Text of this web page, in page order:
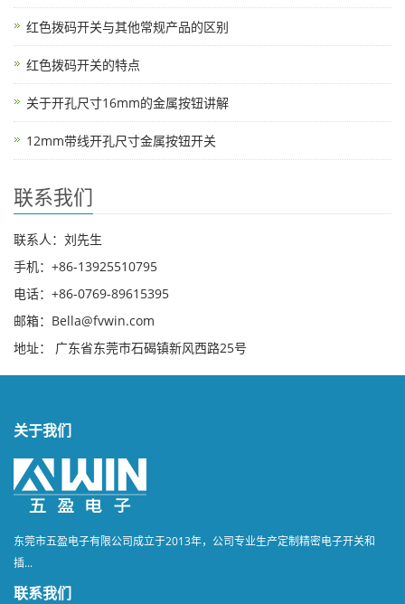
红色拨码开关与其他常规产品的区别
红色拨码开关的特点
关于开孔尺寸16mm的金属按钮讲解
12mm带线开孔尺寸金属按钮开关
联系我们
联系人：刘先生
手机：+86-13925510795
电话：+86-0769-89615395
邮箱：Bella@fvwin.com
地址： 广东省东莞市石碣镇新风西路25号
关于我们
东莞市五盈电子有限公司成立于2013年，公司专业生产定制精密电子开关和
插...
联系我们